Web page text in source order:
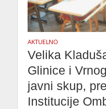
AKTUELNO
Velika
Glinice i
javni skup,
Institucije